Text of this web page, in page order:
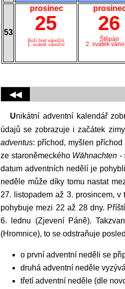
53
prosinec
25
Boží hod vánoční
1. svátek vánoční
26
Štěpán
2. svátek
◀◀
Unikátní adventní kalendář zobrazující jednotlivé dny Adventu, včetně čtyř adventních nedělí. Kromě běžných kalendářních
údajů se zobrazuje i začátek
adventus: příchod, myšlen
ze staroněmeckého Wāhnachten -
datum adventních nedělí je
neděle může díky tomu nastat
27. listopadem až 3. prosincem,
pohybuje mezi 22 až 28 dny.
6. lednu (Zjevení Páně).
(Hromnice), to se odstraňuje
o první adventní neděli se
druhá adventní neděle
třetí adventní neděle (dle